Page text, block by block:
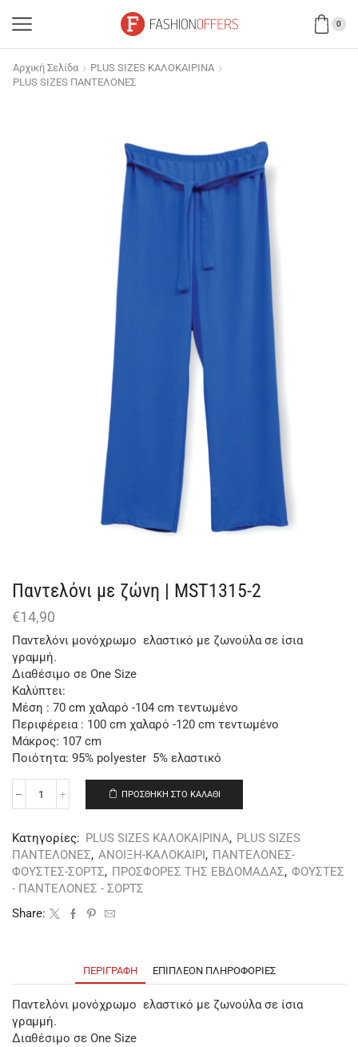
0
Αρχική Σελίδα
PLUS SIZES ΚΑΛΟΚΑΙΡΙΝΑ
PLUS SIZES ΠΑΝΤΕΛΟΝΕΣ
Παντελόνι με ζώνη | MST1315-2
€14,90
Παντελόνι μονόχρωμο ελαστικό με ζωνούλα σε ίσια
γραμμή.
Διαθέσιμο σε One Size
Καλύπτει:
Μέση : 70 cm χαλαρό -104 cm τεντωμένο
Περιφέρεια : 100 cm χαλαρό -120 cm τεντωμένο
Μάκρος: 107 cm
Ποιότητα: 95% polyester 5% ελαστικό
ΠΡΟΣΘΉΚΗ ΣΤΟ ΚΑΛΆΘΙ
Κατηγορίες: PLUS SIZES ΚΑΛΟΚΑΙΡΙΝΑ, PLUS SIZES
ΠΑΝΤΕΛΟΝΕΣ, ΑΝΟΙΞΗ-ΚΑΛΟΚΑΙΡΙ , ΠΑΝΤΕΛΟΝΕΣ-
ΦΟΥΣΤΕΣ-ΣΟΡΤΣ, ΠΡΟΣΦΟΡΕΣ ΤΗΣ ΕΒΔΟΜΑΔΑΣ, ΦΟΥΣΤΕΣ
- ΠΑΝΤΕΛΟΝΕΣ - ΣΟΡΤΣ
Share:
ΠΕΡΙΓΡΑΦΉ ΕΠΙΠΛΈΟΝ ΠΛΗΡΟΦΟΡΊΕΣ
Παντελόνι μονόχρωμο ελαστικό με ζωνούλα σε ίσια
γραμμή.
Διαθέσιμο σε One Size